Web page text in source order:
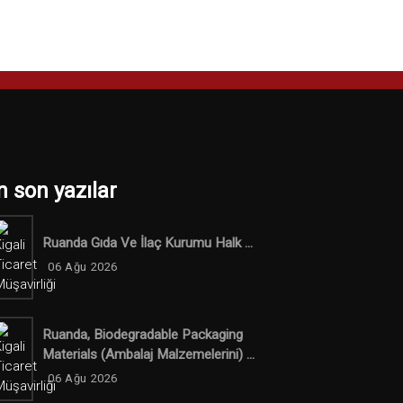
son yazılar
Ruanda Gıda Ve İlaç Kurumu Halk ...
06 Ağu 2026
Ruanda, Biodegradable Packaging
Materials (ambalaj Malzemelerini) ...
06 Ağu 2026